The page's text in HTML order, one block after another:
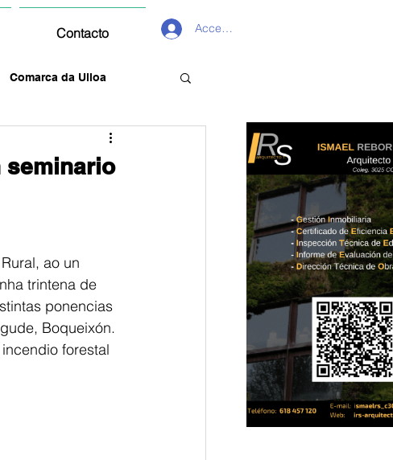
Contacto Acceder
Comarca da Ulloa
seminario
ao un
trintena de
ponencias
Boqueixón.
forestal